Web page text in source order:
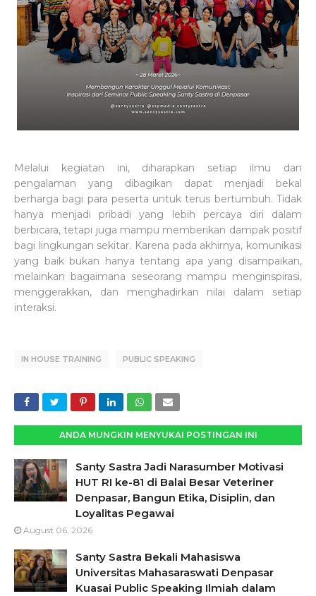
Melalui kegiatan ini, diharapkan setiap ilmu dan
pengalaman yang dibagikan dapat menjadi bekal
berharga bagi para peserta untuk terus bertumbuh. Tidak
hanya menjadi pribadi yang lebih percaya diri dalam
berbicara, tetapi juga mampu memberikan dampak positif
bagi lingkungan sekitar. Karena pada akhirnya, komunikasi
yang baik bukan hanya tentang apa yang disampaikan,
melainkan bagaimana seseorang mampu menginspirasi,
menggerakkan, dan menghadirkan nilai dalam setiap
interaksi.
IN HOUSE TRAINING PUBLIC SPEAKING
ANDA MUNGKIN MENYUKAI POSTINGAN INI
Santy Sastra Jadi Narasumber Motivasi
HUT RI ke-81 di Balai Besar Veteriner
Denpasar, Bangun Etika, Disiplin, dan
Loyalitas Pegawai
August 06, 2026
Santy Sastra Bekali Mahasiswa
Universitas Mahasaraswati Denpasar
Kuasai Public Speaking Ilmiah dalam